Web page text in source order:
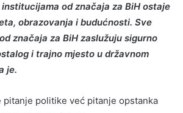
od značaja za BiH ostaje
obrazovanja i budućnosti. Sve
značaja za BiH zaslužuju sigurno
i trajno mjesto u državnom
je.
pitanje politike već pitanje opstanka